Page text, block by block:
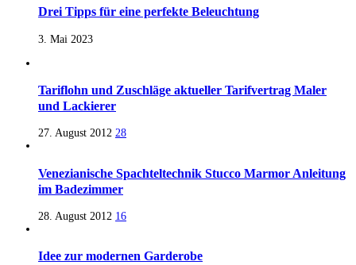
Drei Tipps für eine perfekte Beleuchtung
3. Mai 2023
Tariflohn und Zuschläge aktueller Tarifvertrag Maler
und Lackierer
27. August 2012 28
Venezianische Spachteltechnik Stucco Marmor Anleitung
im Badezimmer
28. August 2012 16
Idee zur modernen Garderobe